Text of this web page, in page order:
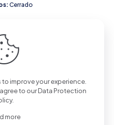
Cerrado
| Powered by Vidriería VAR'EL
improve your experience.
to ourData Protection
.
more